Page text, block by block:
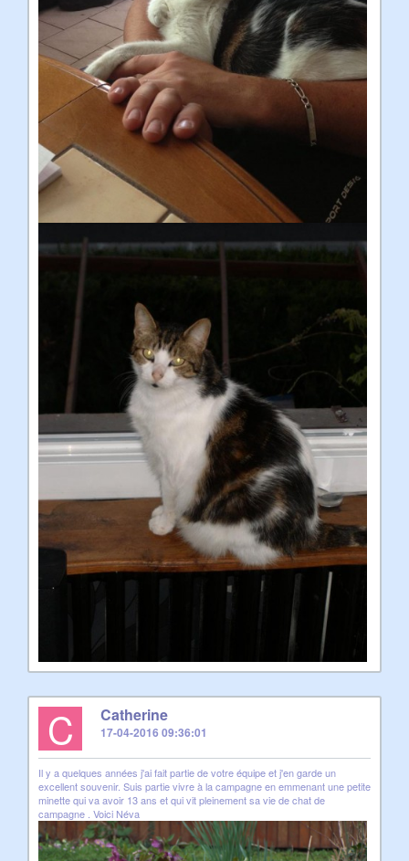
C Catherine
17-04-2016 09:36:01
Il y a quelques années j'ai fait partie de votre équipe et j'en garde un
excellent souvenir. Suis partie vivre à la campagne en emmenant une petite
minette qui va avoir 13 ans et qui vit pleinement sa vie de chat de
campagne . Voici Néva